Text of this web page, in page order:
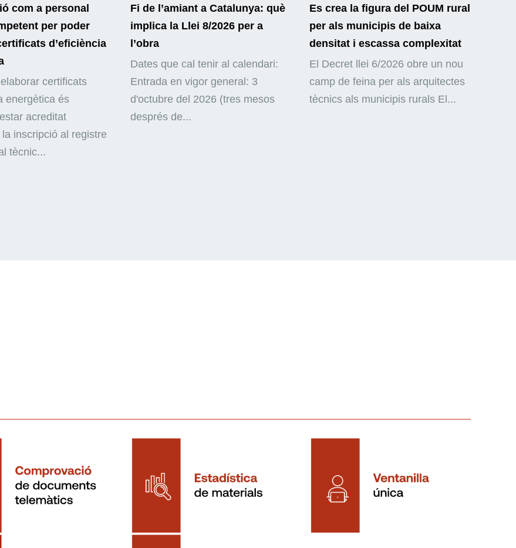
com a personal
per poder
d’eficiència
certificats
energètica és
acreditat
inscripció al registre
tècnic...
Fi de l’amiant a Catalunya: què
implica la Llei 8/2026 per a
l’obra
Dates que cal tenir al calendari:
Entrada en vigor general: 3
d'octubre del 2026 (tres mesos
després de...
Es crea la figura del POUM rural
per als municipis de baixa
densitat i escassa complexitat
El Decret llei 6/2026 obre un nou
camp de feina per als arquitectes
tècnics als municipis rurals El...